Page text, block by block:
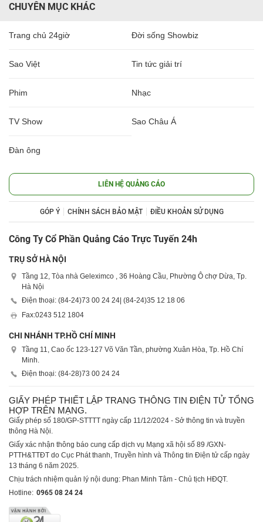
CHUYÊN MỤC KHÁC
Trang chủ 24giờ Đời sống Showbiz
Sao Việt Tin tức giải trí
Phim Nhạc
TV Show Sao Châu Á
Đàn ông
LIÊN HỆ QUẢNG CÁO
GÓP Ý CHÍNH SÁCH BẢO MẬT ĐIỀU KHOẢN SỬ DỤNG
Công Ty Cổ Phần Quảng Cáo Trực Tuyến 24h
TRỤ SỞ HÀ NỘI
Tầng 12, Tòa nhà Geleximco , 36 Hoàng Cầu, Phường Ô chợ Dừa, Tp.
Hà Nội
Điện thoại: (84-24)73 00 24 24| (84-24)35 12 18 06
Fax:0243 512 1804
CHI NHÁNH TP.HỒ CHÍ MINH
Tầng 11, Cao ốc 123-127 Võ Văn Tần, phường Xuân Hòa, Tp. Hồ Chí
Minh.
Điện thoại: (84-28)73 00 24 24
GIẤY PHÉP THIẾT LẬP TRANG THÔNG TIN ĐIỆN TỬ TỔNG
HỢP TRÊN MẠNG.
Giấy phép số 180/GP-STTTT ngày cấp 11/12/2024 - Sở thông tin và truyền
thông Hà Nội.
Giấy xác nhận thông báo cung cấp dịch vụ Mạng xã hội số 89 /GXN-
PTTH&TTĐT do Cục Phát thanh, Truyền hình và Thông tin Điện tử cấp ngày
13 tháng 6 năm 2025.
Chịu trách nhiệm quản lý nội dung: Phan Minh Tâm - Chủ tịch HĐQT.
Hotline: 0965 08 24 24